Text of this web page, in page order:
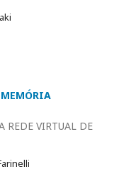
REDE VIRTUAL DE